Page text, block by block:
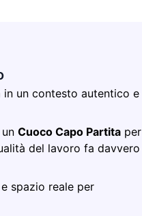
un contesto autentico e
Cuoco Capo Partita per
del lavoro fa davvero
spazio reale per